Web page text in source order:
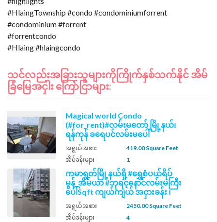
#HlaingTownship #condo #condominiumforrent
#condominium #forrent
#forrentcondo
သင်လည်းအခြားသူများကိုကြိုက်နှစ်သက်နိုင် အိမ်
ခြံမြေအငှါး ကြော်ငြာများ:
Magical world Condo
(#for_rent)#လမ်းမတော် မြို့နယ်၊
ရန်ကုန် ခရေပင်လမ်းမပေါ်
အရွယ်အစား
419.00 Square Feet
အိပ်ခန်းများ
1
ကမာရွတ်မြို့နယ်ရှိ #ရွှေစံပယ်ရိပ်
မွန်_အိမ်ယာ #ဘုရင့်နောင်လမ်းမကြီး
ပေါ်Sqft ကျယ်ကျယ် အငှားခန်း ၊
အရွယ်အစား
2450.00 Square Feet
အိပ်ခန်းများ
4